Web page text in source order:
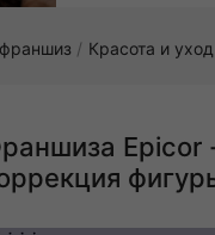
Красота и уход
Epicor